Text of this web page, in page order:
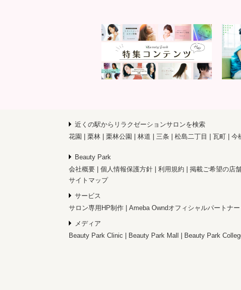
近くの駅からリラクゼーションサロンを検索
花園
栗林 栗林公園 林道 三条 松島二丁目 瓦町 今
Beauty Park
会社概要
個人情報保護方針 利用規約 掲載ご希望の店
サイトマップ
サービス
サロン専用HP制作
Ameba Owndオフィシャルパートナー
メディア
Beauty Park Clinic
Beauty Park Mall Beauty Park